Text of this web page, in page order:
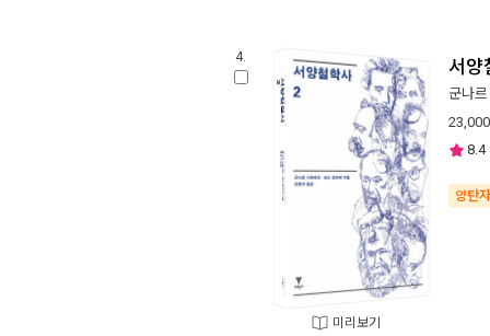
4.
미리보기
서양
군나
23,000
8.4
양탄